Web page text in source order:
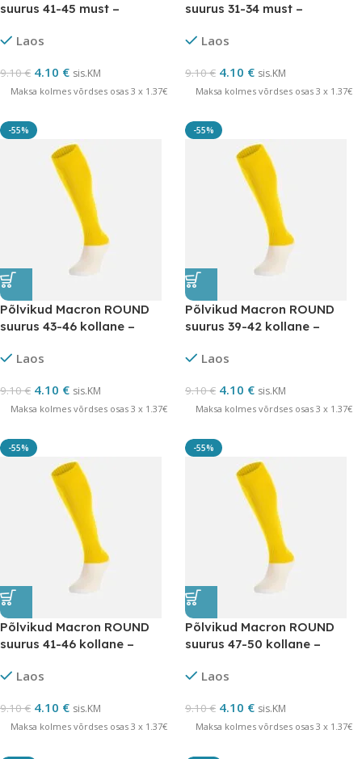
suurus 41-45 must –
Laos
9.10€ 4.10 € sis.KM
Maksa kolmes võrdses osas 3 x 1.37€
suurus 31-34 must –
Laos
9.10€ 4.10 € sis.KM
Maksa kolmes võrdses osas 3 x 1.37€
-55%
Põlvikud Macron ROUND
suurus 43-46 kollane –
Laos
9.10€ 4.10 € sis.KM
Maksa kolmes võrdses osas 3 x 1.37€
-55%
Põlvikud Macron ROUND
suurus 39-42 kollane –
Laos
9.10€ 4.10 € sis.KM
Maksa kolmes võrdses osas 3 x 1.37€
-55%
Põlvikud Macron ROUND
suurus 41-46 kollane –
Laos
9.10€ 4.10 € sis.KM
Maksa kolmes võrdses osas 3 x 1.37€
-55%
Põlvikud Macron ROUND
suurus 47-50 kollane –
Laos
9.10€ 4.10 € sis.KM
Maksa kolmes võrdses osas 3 x 1.37€